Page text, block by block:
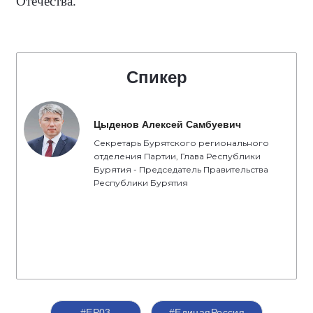
Спикер
Цыденов Алексей Самбуевич
Секретарь Бурятского регионального
отделения Партии, Глава Республики
Бурятия - Председатель Правительства
Республики Бурятия